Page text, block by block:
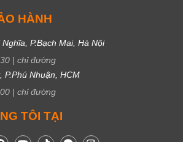
HÀNH
P.Bạch Mai, Hà Nội
| chỉ đường
P.Phú Nhuận, HCM
| chỉ đường
TÔI TẠI